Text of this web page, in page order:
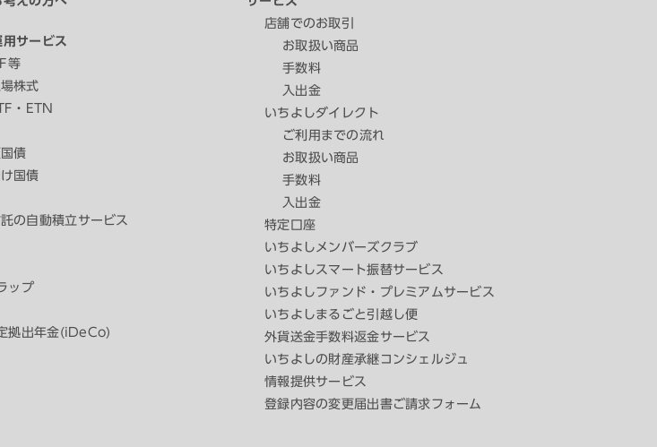
サービス
等
株式
・ETN
債
国債
の自動積立サービス
ップ
拠出年金(iDeCo)
店舗でのお取引
お取扱い商品
手数料
入出金
いちよしダイレクト
ご利用までの流れ
お取扱い商品
手数料
入出金
特定口座
いちよしメンバーズクラブ
いちよしスマート振替サービス
いちよしファンド・プレミアムサービス
いちよしまるごと引越し便
外貨送金手数料返金サービス
いちよしの財産承継コンシェルジュ
情報提供サービス
登録内容の変更届出書ご請求フォーム